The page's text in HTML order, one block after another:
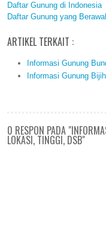
Daftar Gunung di Indonesia
Daftar Gunung yang
ARTIKEL TERKAIT :
Informasi Gunung
Informasi Gunung
0 RESPON PADA
LOKASI, TINGGI, DSB"